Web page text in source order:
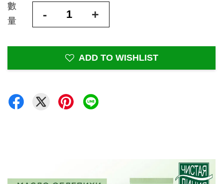
數
量
- +
ADD TO WISHLIST